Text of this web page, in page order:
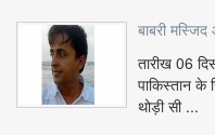
बाबरी मस्जिद
तारीख 06
पाकिस्तान
थोड़ी सी ...